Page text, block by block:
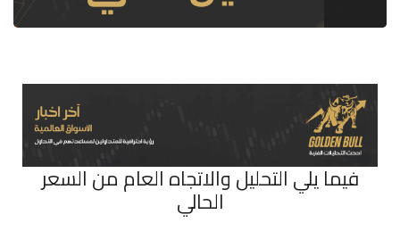
فيما يلي التحليل والاتجاه العام من السعر
الحالي